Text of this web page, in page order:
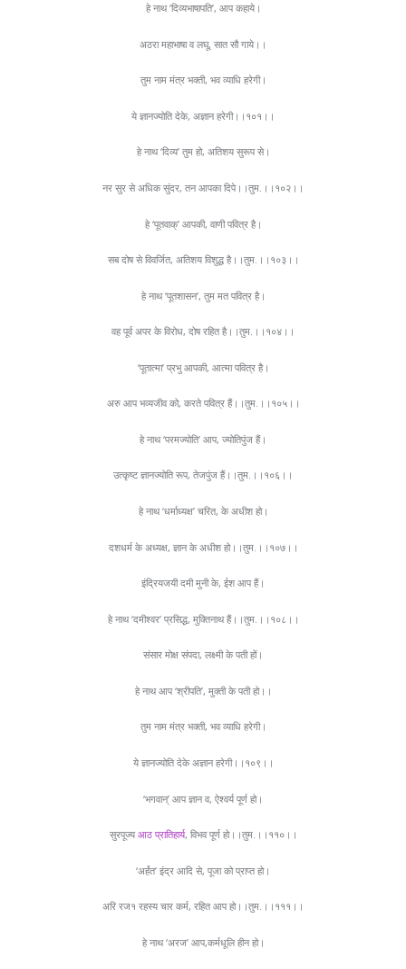
हे नाथ ‘दिव्यभाषापति’, आप कहाये।
अठरा महाभाषा व लघू, सात सौ गाये।।
तुम नाम मंत्र भक्ती, भव व्याधि हरेगी।
ये ज्ञानज्योति देके, अज्ञान हरेगी।।१०१।।
हे नाथ ‘दिव्य’ तुम हो, अतिशय सुरूप से।
नर सुर से अधिक सुंदर, तन आपका दिपे।।तुम.।।१०२।।
हे ‘पूतवाक्’ आपकी, वाणी पवित्र है।
सब दोष से विवर्जित, अतिशय विशुद्ध है।।तुम.।।१०३।।
हे नाथ ‘पूतशासन’, तुम मत पवित्र है।
वह पूर्व अपर के विरोध, दोष रहित है।।तुम.।।१०४।।
‘पूतात्मा’ प्रभु आपकी, आत्मा पवित्र है।
अरु आप भव्यजीव को, करते पवित्र हैं।।तुम.।।१०५।।
हे नाथ ‘परमज्योति’ आप, ज्योतिपुंज हैं।
उत्कृष्ट ज्ञानज्योति रूप, तेजपुंज हैं।।तुम.।।१०६।।
हे नाथ ‘धर्माध्यक्ष’ चरित, के अधीश हो।
दशधर्म के अध्यक्ष, ज्ञान के अधीश हो।।तुम.।।१०७।।
इंद्रियजयी दमी मुनी के, ईश आप हैं।
हे नाथ ‘दमीश्वर’ प्रसिद्ध, मुक्तिनाथ हैं।।तुम.।।१०८।।
संसार मोक्ष संपदा, लक्ष्मी के पती हों।
हे नाथ आप ‘श्रीपति’, मुक्ती के पती हो।।
तुम नाम मंत्र भक्ती, भव व्याधि हरेगी।
ये ज्ञानज्योति देके अज्ञान हरेगी।।१०९।।
‘भगवान्’ आप ज्ञान व, ऐश्वर्य पूर्ण हो।
सुरपूज्य आठ प्रातिहार्य, विभव पूर्ण हो।।तुम.।।११०।।
‘अर्हंत’ इंद्र आदि से, पूजा को प्राप्त हो।
अरि रज१ रहस्य चार कर्म, रहित आप हो।।तुम.।।१११।।
हे नाथ ‘अरज’ आप,कर्मधूलि हीन हो।